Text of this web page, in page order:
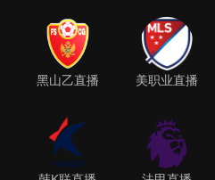
黑山乙直播 美职业直播